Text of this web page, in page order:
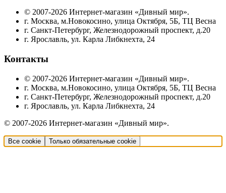
© 2007-2026 Интернет-магазин «Дивный мир».
г. Москва, м.Новокосино, улица Октября, 5Б, ТЦ Весна
г. Санкт-Петербург, Железнодорожный проспект, д.20
г. Ярославль, ул. Карла Либкнехта, 24
Контакты
© 2007-2026 Интернет-магазин «Дивный мир».
г. Москва, м.Новокосино, улица Октября, 5Б, ТЦ Весна
г. Санкт-Петербург, Железнодорожный проспект, д.20
г. Ярославль, ул. Карла Либкнехта, 24
© 2007-2026 Интернет-магазин «Дивный мир».
Все cookie Только обязательные cookie